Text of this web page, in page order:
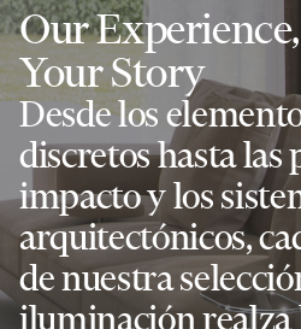
Our Experience,
Your Story
Desde los
discretos hasta las
impacto y los
arquitectónicos,
de nuestra
iluminación realza